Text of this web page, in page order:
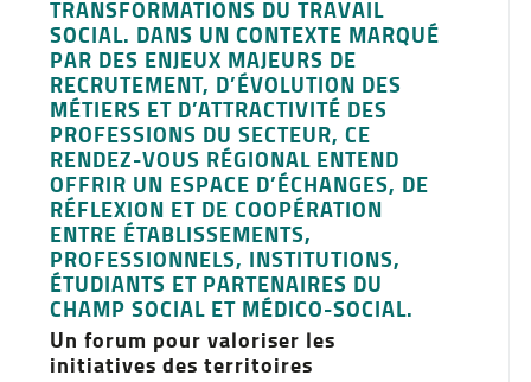
TRANSFORMATIONS DU TRAVAIL
SOCIAL. DANS UN CONTEXTE MARQUÉ
PAR DES ENJEUX MAJEURS DE
RECRUTEMENT, D’ÉVOLUTION DES
MÉTIERS ET D’ATTRACTIVITÉ DES
PROFESSIONS DU SECTEUR, CE
RENDEZ-VOUS RÉGIONAL ENTEND
OFFRIR UN ESPACE D’ÉCHANGES, DE
RÉFLEXION ET DE COOPÉRATION
ENTRE ÉTABLISSEMENTS,
PROFESSIONNELS, INSTITUTIONS,
ÉTUDIANTS ET PARTENAIRES DU
CHAMP SOCIAL ET MÉDICO-SOCIAL.
Un forum pour valoriser les
initiatives des territoires